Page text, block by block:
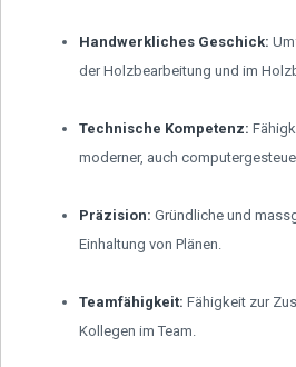
Handwerkliches Geschick:
der Holzbearbeitung und im
Technische Kompetenz:
moderner, auch
Präzision: Gründliche und
Einhaltung von Plänen.
Teamfähigkeit: Fähigkeit zur
Kollegen im Team.